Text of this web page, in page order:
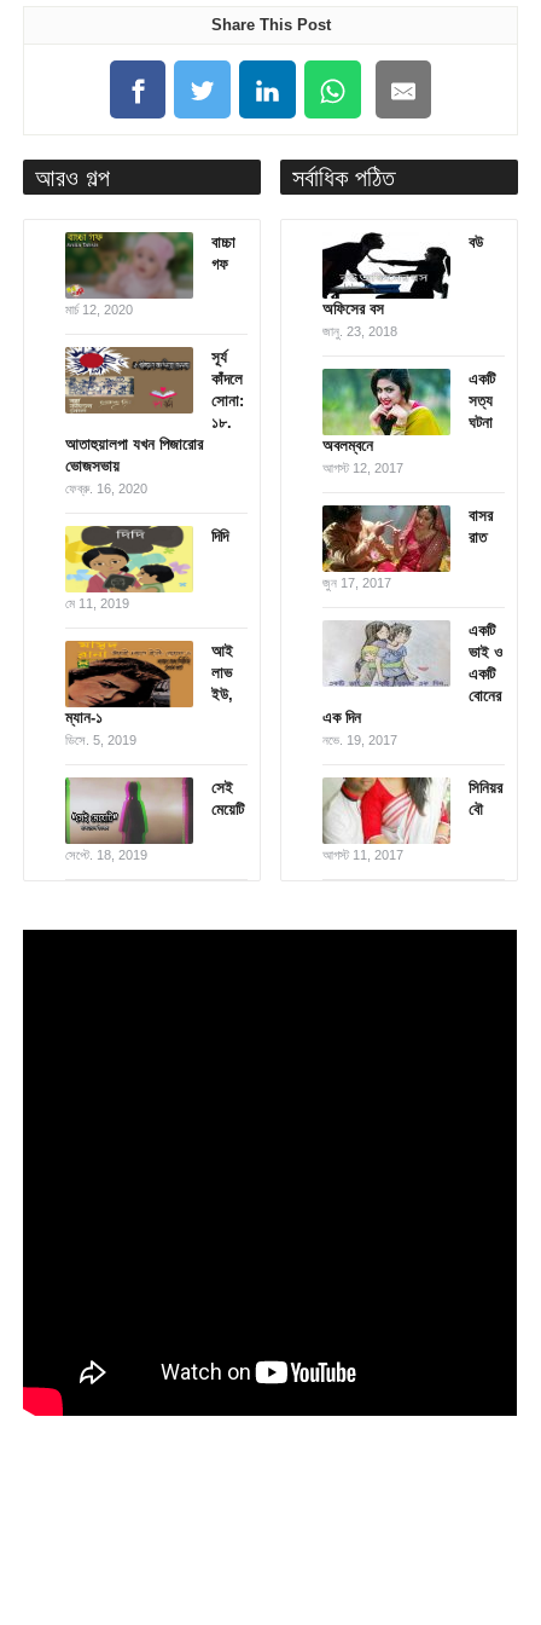
Share This Post
আরও গল্প
বাচ্চা
গফ
মার্চ 12, 2020
সূর্য
কাঁদলে
সোনা:
১৮.
আতাহুয়ালপা যখন পিজারোর
ভোজসভায়
ফেব্রু. 16, 2020
দিদি
মে 11, 2019
আই
লাভ
ইউ,
ম্যান-১
ডিসে. 5, 2019
সেই
মেয়েটি
সেপ্টে. 18, 2019
সর্বাধিক পঠিত
বউ
অফিসের বস
জানু. 23, 2018
একটি
সত্য
ঘটনা
অবলম্বনে
আগস্ট 12, 2017
বাসর
রাত
জুন 17, 2017
একটি
ভাই ও
একটি
বোনের
এক দিন
নভে. 19, 2017
সিনিয়র
বৌ
আগস্ট 11, 2017